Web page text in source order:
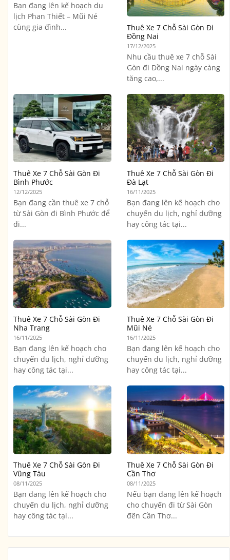
Bạn đang lên kế hoạch du
lịch Phan Thiết – Mũi Né
cùng gia đình...
Thuê Xe 7 Chỗ Sài Gòn Đi
Đồng Nai
17/12/2025
Nhu cầu thuê xe 7 chỗ Sài
Gòn đi Đồng Nai ngày càng
tăng cao,...
Thuê Xe 7 Chỗ Sài Gòn Đi
Bình Phước
12/12/2025
Bạn đang cần thuê xe 7 chỗ
từ Sài Gòn đi Bình Phước để
đi...
Thuê Xe 7 Chỗ Sài Gòn Đi
Đà Lạt
16/11/2025
Bạn đang lên kế hoạch cho
chuyến du lịch, nghỉ dưỡng
hay công tác tại...
Thuê Xe 7 Chỗ Sài Gòn Đi
Nha Trang
16/11/2025
Bạn đang lên kế hoạch cho
chuyến du lịch, nghỉ dưỡng
hay công tác tại...
Thuê Xe 7 Chỗ Sài Gòn Đi
Mũi Né
16/11/2025
Bạn đang lên kế hoạch cho
chuyến du lịch, nghỉ dưỡng
hay công tác tại...
Thuê Xe 7 Chỗ Sài Gòn Đi
Vũng Tàu
08/11/2025
Bạn đang lên kế hoạch cho
chuyến du lịch, nghỉ dưỡng
hay công tác tại...
Thuê Xe 7 Chỗ Sài Gòn Đi
Cần Thơ
08/11/2025
Nếu bạn đang lên kế hoạch
cho chuyến đi từ Sài Gòn
đến Cần Thơ...